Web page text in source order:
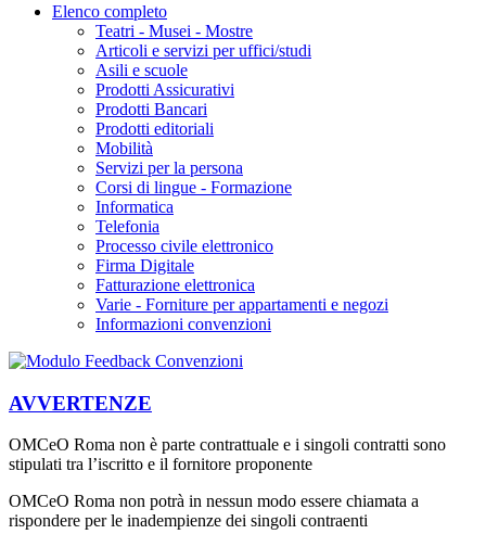
Elenco completo
Teatri - Musei - Mostre
Articoli e servizi per uffici/studi
Asili e scuole
Prodotti Assicurativi
Prodotti Bancari
Prodotti editoriali
Mobilità
Servizi per la persona
Corsi di lingue - Formazione
Informatica
Telefonia
Processo civile elettronico
Firma Digitale
Fatturazione elettronica
Varie - Forniture per appartamenti e negozi
Informazioni convenzioni
AVVERTENZE
OMCeO Roma non è parte contrattuale e i singoli contratti sono
stipulati tra l’iscritto e il fornitore proponente
OMCeO Roma non potrà in nessun modo essere chiamata a
rispondere per le inadempienze dei singoli contraenti